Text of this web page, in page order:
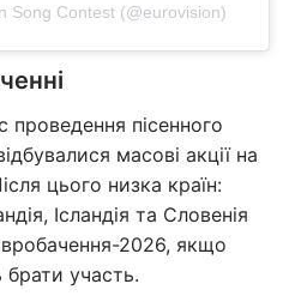
Song Contest (@eurovision)
проведення пісенного
масові акції на
цього низка країн:
Ісландія та Словенія
2026, якщо
брати участь.